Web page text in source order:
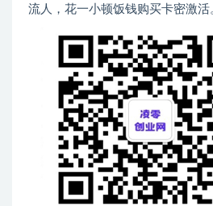
流人，花一小顿饭钱购买卡密激活